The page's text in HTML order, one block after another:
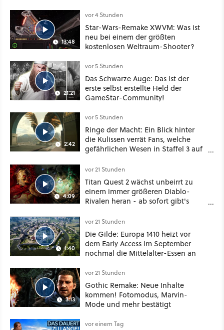
13:48
vor 4 Stunden
Star-Wars-Remake XWVM: Was ist
neu bei einem der größten
kostenlosen Weltraum-Shooter?
21:21
vor 5 Stunden
Das Schwarze Auge: Das ist der
erste selbst erstellte Held der
GameStar-Community!
2:42
vor 5 Stunden
Ringe der Macht: Ein Blick hinter
die Kulissen verrät Fans, welche
gefährlichen Wesen in Staffel 3 auf
4:09
vor 21 Stunden
Titan Quest 2 wächst unbeirrt zu
einem immer größeren Diablo-
Rivalen heran - ab sofort gibt's
Klasse
1:40
vor 21 Stunden
Die Gilde: Europa 1410 heizt vor
dem Early Access im September
nochmal die Mittelalter-Essen an
3:13
vor 21 Stunden
Gothic Remake: Neue Inhalte
kommen! Fotomodus, Marvin-
Mode und mehr bestätigt
vor einem Tag